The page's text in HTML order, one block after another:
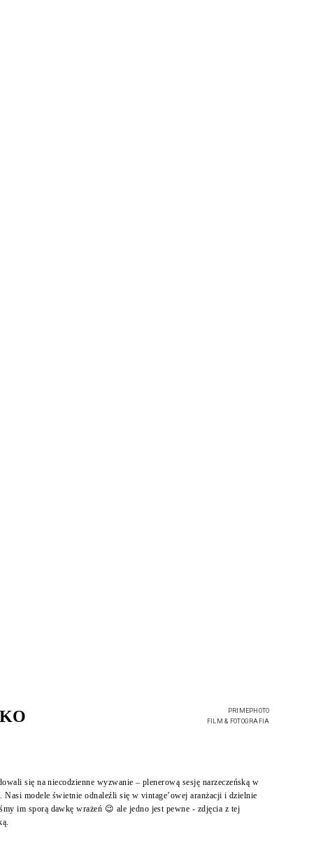
PRIMEPHOTO
FILM & FOTOGRAFIA
się na niecodzienne wyzwanie – plenerową sesję narzeczeńską w
modele świetnie odnaleźli się w vintage’owej aranżacji i dzielnie
im sporą dawkę wrażeń 😉 ale jedno jest pewne - zdjęcia z tej